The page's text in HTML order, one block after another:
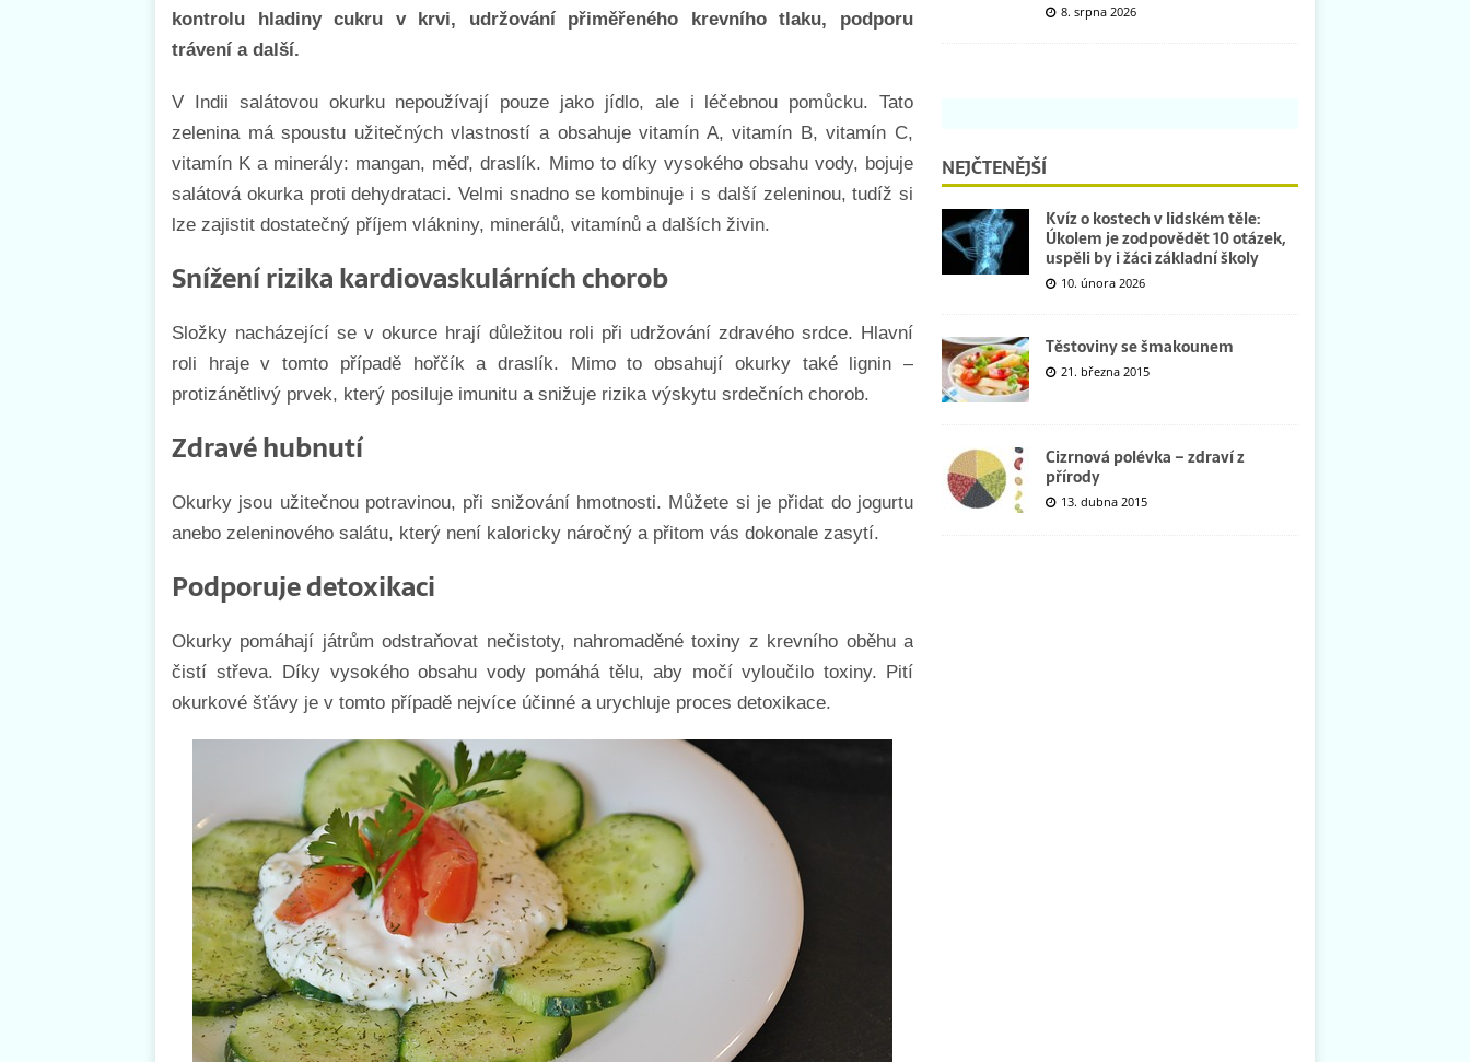
kontrolu hladiny cukru v krvi, udržování přiměřeného krevního tlaku, podporu
trávení a další.
V Indii salátovou okurku nepoužívají pouze jako jídlo, ale i léčebnou pomůcku. Tato
zelenina má spoustu užitečných vlastností a obsahuje vitamín A, vitamín B, vitamín C,
vitamín K a minerály: mangan, měď, draslík. Mimo to díky vysokého obsahu vody, bojuje
salátová okurka proti dehydrataci. Velmi snadno se kombinuje i s další zeleninou, tudíž si
lze zajistit dostatečný příjem vlákniny, minerálů, vitamínů a dalších živin.
Snížení rizika kardiovaskulárních chorob
Složky nacházející se v okurce hrají důležitou roli při udržování zdravého srdce. Hlavní
roli hraje v tomto případě hořčík a draslík. Mimo to obsahují okurky také lignin –
protizánětlivý prvek, který posiluje imunitu a snižuje rizika výskytu srdečních chorob.
Zdravé hubnutí
Okurky jsou užitečnou potravinou, při snižování hmotnosti. Můžete si je přidat do jogurtu
anebo zeleninového salátu, který není kaloricky náročný a přitom vás dokonale zasytí.
Podporuje detoxikaci
Okurky pomáhají játrům odstraňovat nečistoty, nahromaděné toxiny z krevního oběhu a
čistí střeva. Díky vysokého obsahu vody pomáhá tělu, aby močí vyloučilo toxiny. Pití
okurkové šťávy je v tomto případě nejvíce účinné a urychluje proces detoxikace.
8. srpna 2026
NEJČTENĚJŠÍ
Kvíz o kostech v lidském těle:
Úkolem je zodpovědět 10 otázek,
uspěli by i žáci základní školy
10. února 2026
Těstoviny se šmakounem
21. března 2015
Cizrnová polévka – zdraví z
přírody
13. dubna 2015